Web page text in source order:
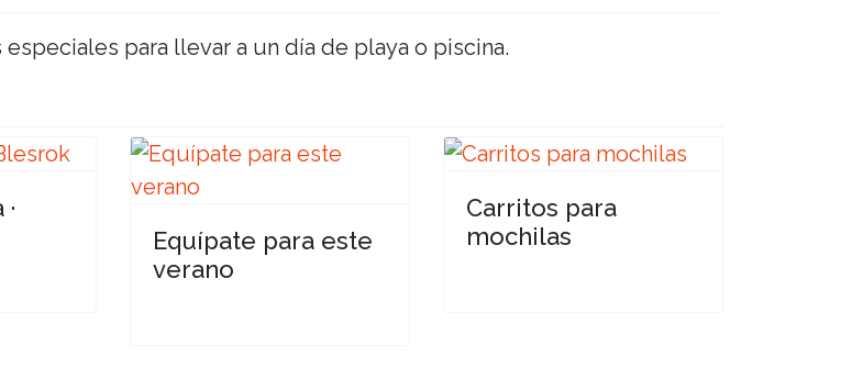
para llevar a un día de playa o piscina.
Equípate para este
verano
Carritos para
mochilas